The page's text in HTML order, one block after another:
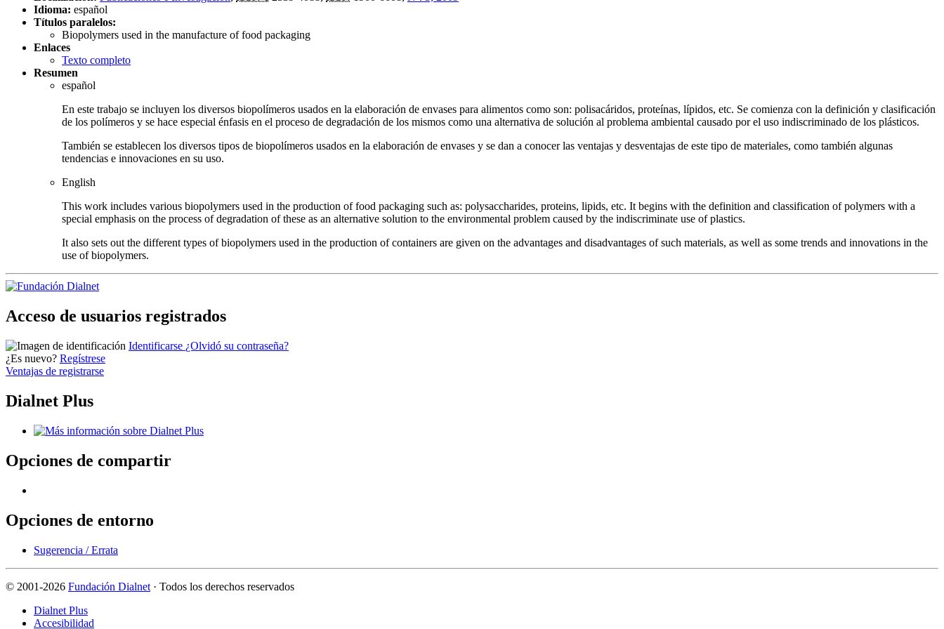
Idioma: español
Títulos paralelos:
Biopolymers used in the manufacture of food packaging
Enlaces
Texto completo
Resumen
español
En este trabajo se incluyen los diversos biopolímeros usados en la elaboración de envases para alimentos como son: polisacáridos, proteínas, lípidos, etc. Se comienza con la definición y clasificación
de los polímeros y se hace especial énfasis en el proceso de degradación de los mismos como una alternativa de solución al problema ambiental causado por el uso indiscriminado de los plásticos.
También se establecen los diversos tipos de biopolímeros usados en la elaboración de envases y se dan a conocer las ventajas y desventajas de este tipo de materiales, como también algunas
tendencias e innovaciones en su uso.
English
This work includes various biopolymers used in the production of food packaging such as: polysaccharides, proteins, lipids, etc. It begins with the definition and classification of polymers with a
special emphasis on the process of degradation of these as an alternative solution to the environmental problem caused by the indiscriminate use of plastics.
It also sets out the different types of biopolymers used in the production of containers are given on the advantages and disadvantages of such materials, as well as some trends and innovations in the
use of biopolymers.
Acceso de usuarios registrados
Identificarse ¿Olvidó su contraseña?
¿Es nuevo? Regístrese
Ventajas de registrarse
Dialnet Plus
Opciones de compartir
Opciones de entorno
Sugerencia / Errata
© 2001-2026 Fundación Dialnet · Todos los derechos reservados
Dialnet Plus
Accesibilidad